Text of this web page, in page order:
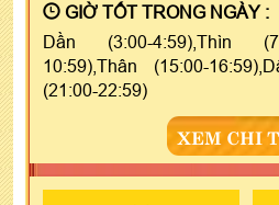
GIỜ TỐT TRONG NGÀY :
Dần (3:00-4:59),Thìn
10:59),Thân (15:00-
(21:00-22:59)
XEM CHI